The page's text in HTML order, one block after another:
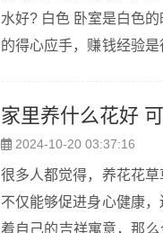
水好? 白色 卧室是白色的时候，大家的财运是会旺起来的，这种情况下，大家赚钱上会显得更加
的得心应手，赚钱经验
家里养什么花好
2024-10-20 03:37:16
很多人都觉得，养花花
不仅能够促进身心健康
着自己的吉祥寓意，那么今天就